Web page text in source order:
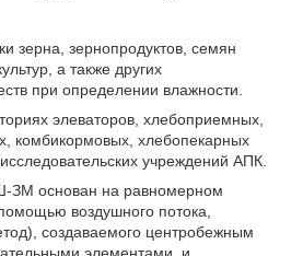
зерна, зернопродуктов, семян
а также других
при определении влажности.
элеваторов, хлебоприемных,
комбикормовых, хлебо­пекарных
учреждений АПК.
ЗМ основан на равномерном
воздушного потока,
создаваемого центробежным